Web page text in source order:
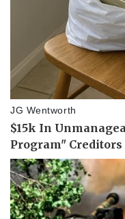
Thể thao
Bóng đá
Lịch thi đấu bóng đá
Thế giới thể thao
eSports
Hậu trường